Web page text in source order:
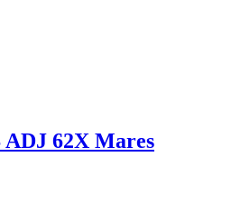
62X Mares